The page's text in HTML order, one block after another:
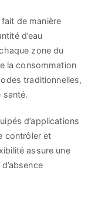
de manière
d’eau
zone du
la consommation
traditionnelles,
santé.
d’applications
contrôler et
assure une